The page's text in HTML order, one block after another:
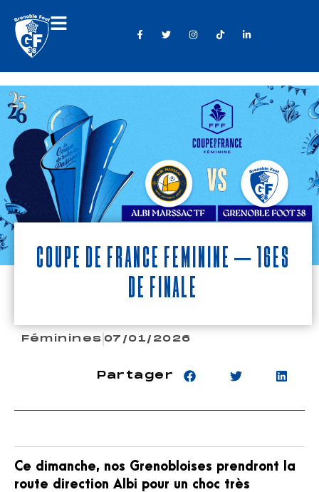
Coupe de France Féminine – 16es
de finale
Féminines 07/01/2026
Partager
Ce dimanche, nos Grenobloises prendront la
route direction Albi pour un choc très